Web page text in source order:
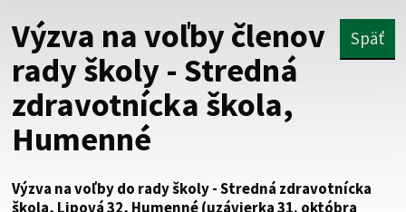
psk.sk.
Táto stránka je zabezpečená
Buďte pozorní a vždy sa uistite, že zdieľate informácie iba
cez zabezpečenú webovú stránku. Zabezpečená stránka
vždy začína https:// pred názvom domény webového sídla.
Výzva na voľby členov
rady školy - Stredná
zdravotnícka škola,
Humenné
Späť
Výzva na voľby do rady školy - Stredná zdravotnícka
škola, Lipová 32, Humenné (uzávierka 31. októbra